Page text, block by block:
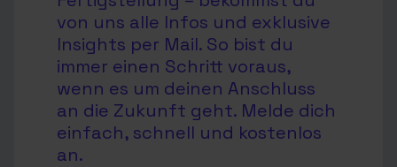
von uns alle Infos und exklusive
Insights per Mail. So bist du
immer einen Schritt voraus,
wenn es um deinen Anschluss
an die Zukunft geht. Melde dich
einfach, schnell und kostenlos
an.